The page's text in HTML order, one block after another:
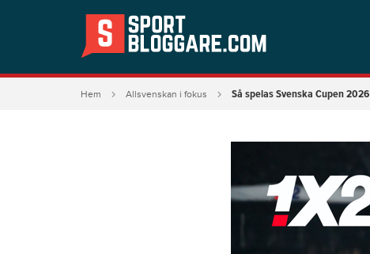
Hem Allsvenskan i fokus Så spelas Svenska Cupen 2026